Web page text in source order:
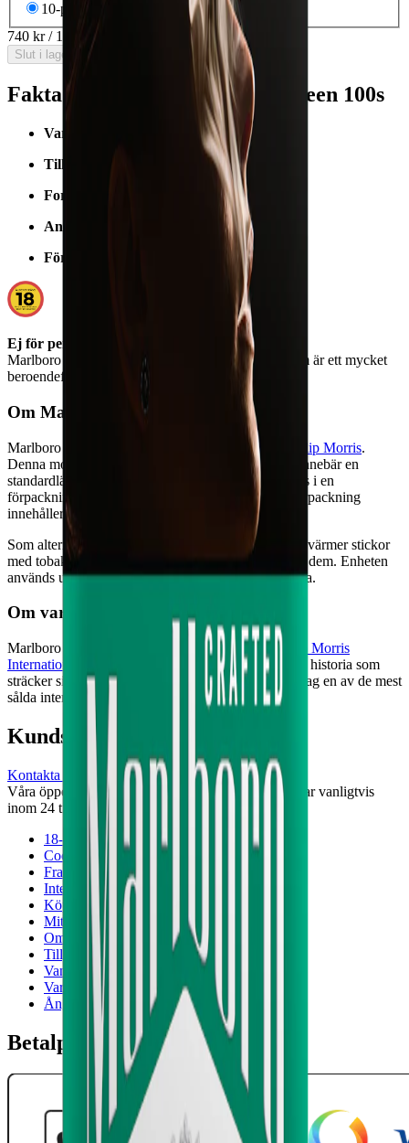
10-pack
740 kr / 10-pack
Slut i lager
Fakta om Marlboro Crafted Green 100s
Varumärke:
Tillverkare:
PMI/Philip Morris
Format/storlek:
Antal per förpackning:
Förpackning:
Ej för personer under 18 år.
Marlboro Crafted Green 100s innehåller nikotin som är ett mycket
beroendeframkallande ämne.
Om Marlboro Crafted Green 100s
Marlboro Crafted Green 100s är en cigarett från Philip Morris.
Denna modell kommer i formatet king Size, vilket innebär en
standardlängd på cirka 100 mm. Produkten levereras i en
förpackning av typen hårdpack och varje enskild förpackning
innehåller 20 stycken cigaretter.
Som alternativ finns
, ett system som värmer stickor
med tobak och/eller nikotin i stället för att förbränna dem. Enheten
används utan öppen låga och ger ingen rök eller aska.
Om varumärket Marlboro
Marlboro är ett cigarettmärke som idag ägs av
Philip Morris
International
. Varumärket har en lång dokumenterad historia som
sträcker sig tillbaka till slutet av 1800-talet och är i dag en av de mest
sålda internationella cigaretterna.
Kundservice
Kontakta oss
Våra öppettider är: Alla dagar 08:00 - 18:00 Vi svarar vanligtvis
inom 24 timmar på vardagar.
18-årsgräns
Cookiepolicy
Frakt- och leveransvillkor
Integritetspolicy
Köpvillkor
Mitt konto
Om Snuset.se
Tillgänglighetsredogörelse
Vanliga frågor
Varumärken
Ånger
Betalpartner